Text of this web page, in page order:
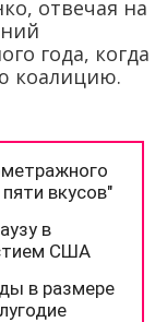
отвечая на
года, когда
коалицию.